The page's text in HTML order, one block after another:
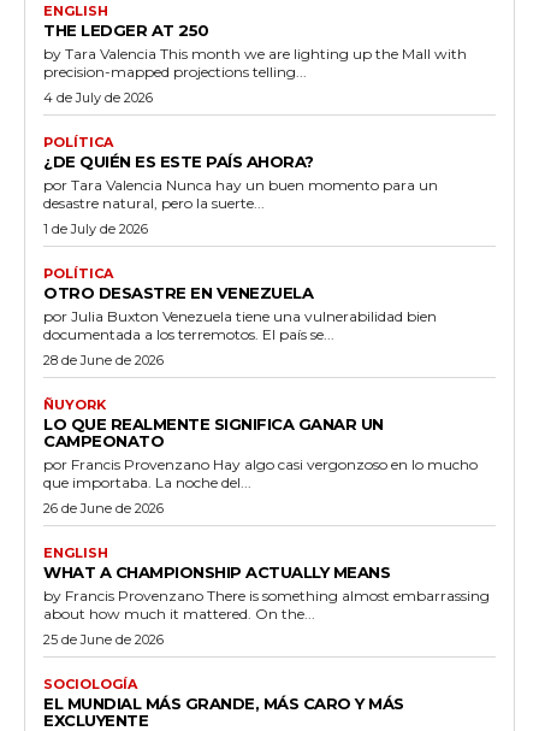
ENGLISH
THE LEDGER AT 250
by Tara Valencia This month we are lighting up the Mall with
precision-mapped projections telling...
4 de July de 2026
POLÍTICA
¿DE QUIÉN ES ESTE PAÍS AHORA?
por Tara Valencia Nunca hay un buen momento para un
desastre natural, pero la suerte...
1 de July de 2026
POLÍTICA
OTRO DESASTRE EN VENEZUELA
por Julia Buxton Venezuela tiene una vulnerabilidad bien
documentada a los terremotos. El país se...
28 de June de 2026
ÑUYORK
LO QUE REALMENTE SIGNIFICA GANAR UN
CAMPEONATO
por Francis Provenzano Hay algo casi vergonzoso en lo mucho
que importaba. La noche del...
26 de June de 2026
ENGLISH
WHAT A CHAMPIONSHIP ACTUALLY MEANS
by Francis Provenzano There is something almost embarrassing
about how much it mattered. On the...
25 de June de 2026
SOCIOLOGÍA
EL MUNDIAL MÁS GRANDE, MÁS CARO Y MÁS
EXCLUYENTE